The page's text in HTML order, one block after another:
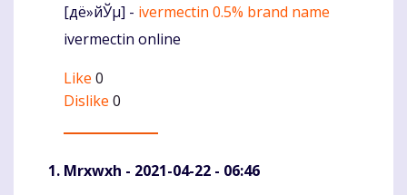
Komentaras
[дё»йЎµ] - ivermectin 0.5% brand name
ivermectin online
Like 0
Dislike 0
Mrxwxh - 2021-04-22 - 06:46